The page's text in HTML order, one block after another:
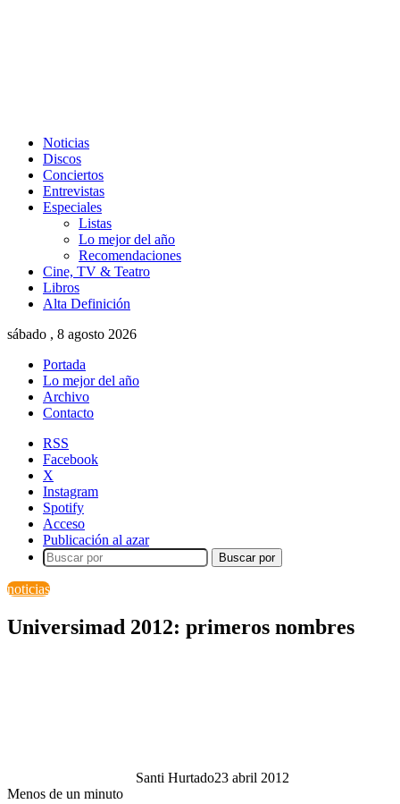
Noticias
Discos
Conciertos
Entrevistas
Especiales
Listas
Lo mejor del año
Recomendaciones
Cine, TV & Teatro
Libros
Alta Definición
sábado , 8 agosto 2026
Portada
Lo mejor del año
Archivo
Contacto
RSS
Facebook
X
Instagram
Spotify
Acceso
Publicación al azar
Buscar por
noticias
Universimad 2012: primeros nombres
Santi Hurtado23 abril 2012
Menos de un minuto